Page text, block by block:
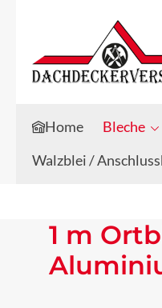
Zum Hauptinhalt springen
Zur Suche springen
Home Bleche
Walzblei /
1 m